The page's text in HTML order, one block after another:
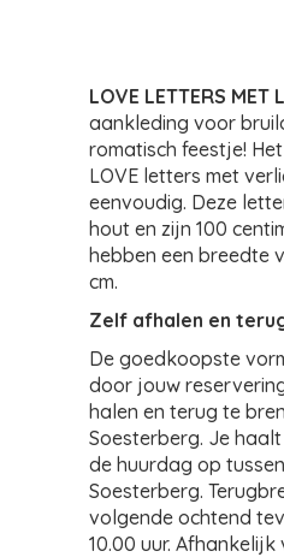
LOVE LETTERS MET
aankleding voor
romatisch feestje!
LOVE letters met
eenvoudig. Deze
hout en zijn 100
hebben een breedte
cm.
Zelf afhalen en
De goedkoopste
door jouw
halen en terug te
Soesterberg. Je
de huurdag op
Soesterberg.
volgende ochtend
10.00 uur. Afhankelijk